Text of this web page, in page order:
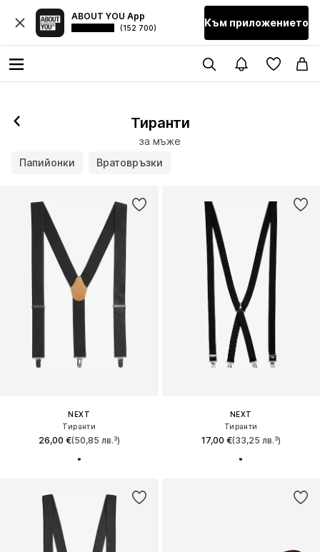
ABOUT YOU App
(152 700) Към приложението
Тиранти
за мъже
Папийонки
Вратовръзки
NEXT
Тиранти
26,00 €(50,85 лв.³)
NEXT
Тиранти
17,00 €(33,25 лв.³)